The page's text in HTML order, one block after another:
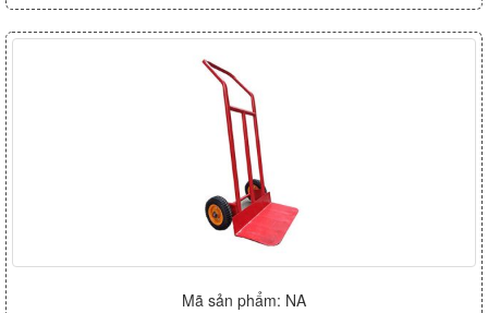
Mã sản phẩm: NA